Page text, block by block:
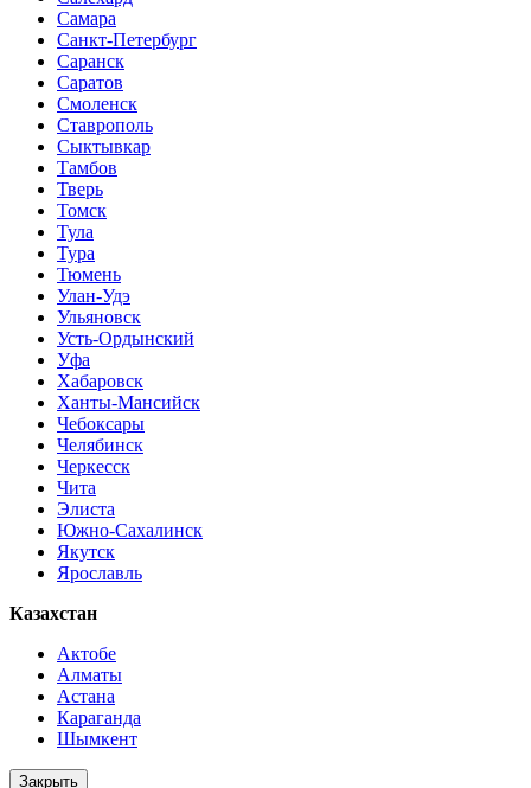
Самара
Санкт-Петербург
Саранск
Саратов
Смоленск
Ставрополь
Сыктывкар
Тамбов
Тверь
Томск
Тула
Тура
Тюмень
Улан-Удэ
Ульяновск
Усть-Ордынский
Уфа
Хабаровск
Ханты-Мансийск
Чебоксары
Челябинск
Черкесск
Чита
Элиста
Южно-Сахалинск
Якутск
Ярославль
Казахстан
Актобе
Алматы
Астана
Караганда
Шымкент
Закрыть